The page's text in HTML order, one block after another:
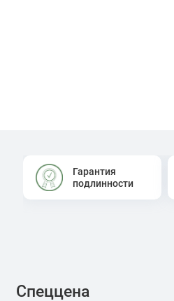
Гарантия
подлинности
Спеццена